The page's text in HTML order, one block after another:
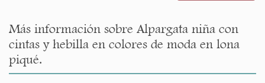
Más información sobre Alpargata niña con
cintas y hebilla en colores de moda en lona
piqué.